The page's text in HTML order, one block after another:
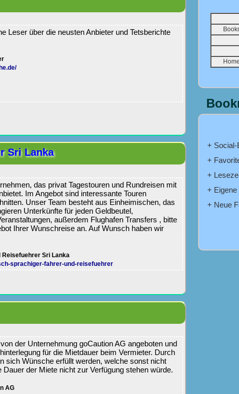
Leser über die neusten Anbieter und Tetsberichte
Sri Lanka
das privat Tagestouren und Rundreisen mit
Im Angebot sind interessante Touren
Unser Team besteht aus Einheimischen, das
Unterkünfte für jeden Geldbeutel,
außerdem Flughafen Transfers , bitte
Ihrer Wunschreise an. Auf Wunsch haben wir
Sri Lanka
sprachiger-fahrer-und-reisefuehrer
der Unternehmung goCaution AG angeboten und
für die Mietdauer beim Vermieter. Durch
sich Wünsche erfüllt werden, welche sonst nicht
der Miete nicht zur Verfügung stehen würde.
AG
+ Social-
+
+
+ Eigene
+ Neue